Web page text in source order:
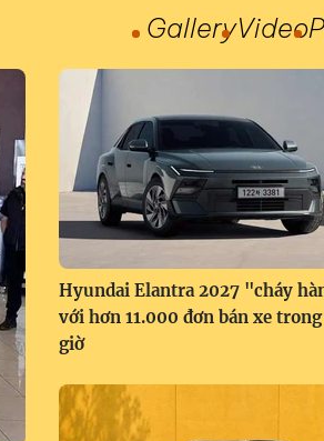
GalleryVideo
Hyundai Elantra 2027 "cháy
với hơn 11.000 đơn bán xe
giờ